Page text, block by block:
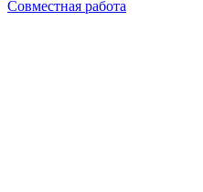
Совместная работа